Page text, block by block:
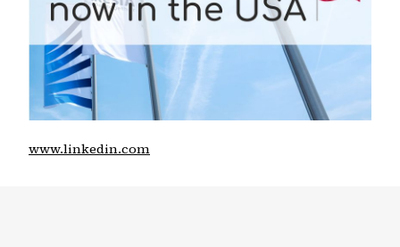
www.linkedin.com